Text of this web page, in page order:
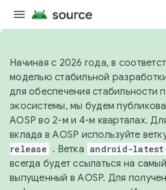
Начиная с 2026 года, в
моделью стабильной
для обеспечения стабильности
экосистемы, мы будем
AOSP во 2-м и 4-м кварталах.
вклада в AOSP используйте
release . Ветка android-
всегда будет ссылаться на
выпущенный в AOSP. Для